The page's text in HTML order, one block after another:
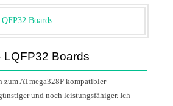
LQFP32 Boards
zum ATmega328P kompatibler
und noch leistungsfähiger. Ich